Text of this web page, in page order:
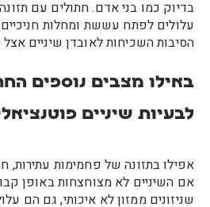
בדיוק כמו בני אדם. חתולים עם
עלולים לפתח עששת ומחלות
הסיבות השכיחות לאובדן שיניים
באילו מצבים נוספים
לבעיות שיניים
אפילו בתזונה של פחמימות
אם השיניים לא מצוחצחות באופן
שניזונים ממזון לא איכותי, גם הם